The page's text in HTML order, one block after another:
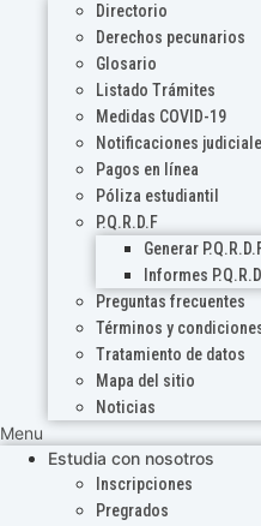
Directorio
Derechos pecunarios
Glosario
Listado Trámites
Medidas COVID-19
Notificaciones
Pagos en línea
Póliza estudiantil
P.Q.R.D.F
Generar
Informes
Preguntas frecuentes
Términos y
Tratamiento de datos
Mapa del sitio
Noticias
Menu
Estudia con nosotros
Inscripciones
Pregrados